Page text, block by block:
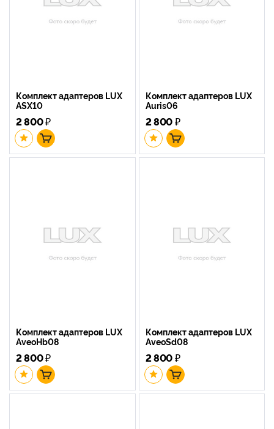
Комплект адаптеров LUX
ASX10
2 800₽
Комплект адаптеров LUX
Auris06
2 800₽
Комплект адаптеров LUX
AveoHb08
2 800₽
Комплект адаптеров LUX
AveoSd08
2 800₽